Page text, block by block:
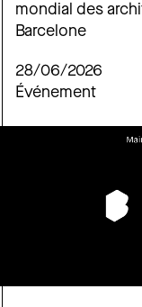
mondial des
Barcelone
28/06/2026
Événement